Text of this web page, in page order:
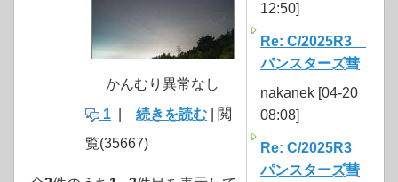
かんむり異常なし
1
続きを読む | 閲
覧(35667)
12:50]
Re: C/2025R3
パンスターズ彗
nakanek [04-20
08:08]
Re: C/2025R3
パンスターズ彗